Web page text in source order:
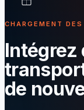
CHARGEMENT
Intégrez
de